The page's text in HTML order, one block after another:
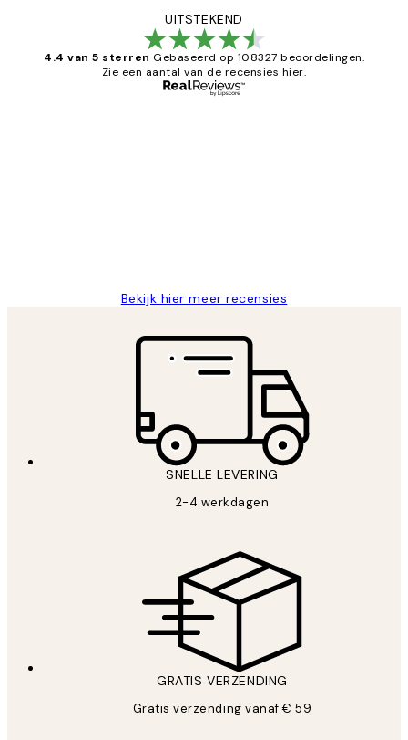
UITSTEKEND
4.4 van 5 sterren Gebaseerd op 108327 beoordelingen.
Zie een aantal van de recensies hier.
Bekijk hier meer recensies
SNELLE LEVERING
2-4 werkdagen
GRATIS VERZENDING
Gratis verzending vanaf € 59